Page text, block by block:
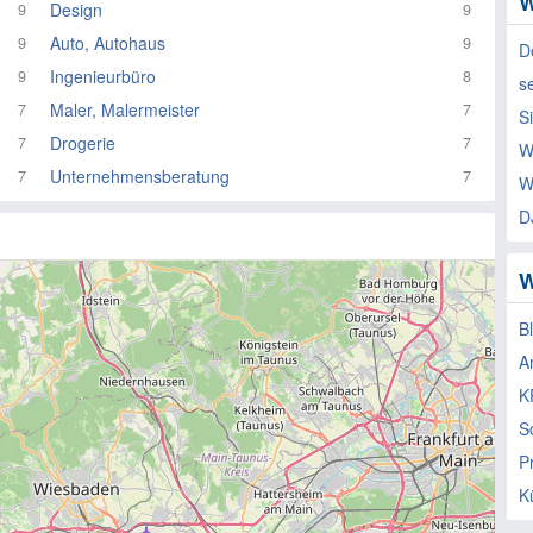
9 Design
9
9
Auto, Autohaus
9
9
Ingenieurbüro
8
7
Maler, Malermeister
7
7
Drogerie
7
7
Unternehmensberatung 7